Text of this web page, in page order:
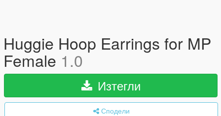
Huggie Hoop Earrings for MP
Female 1.0
Изтегли
Сподели